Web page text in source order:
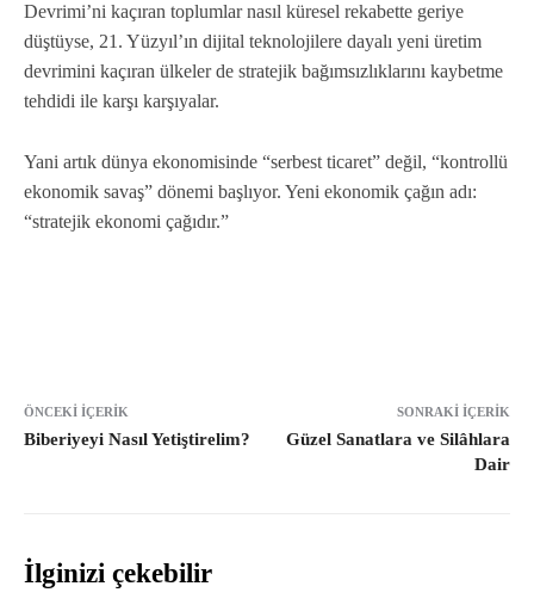
Devrimi’ni kaçıran toplumlar nasıl küresel rekabette geriye
düştüyse, 21. Yüzyıl’ın dijital teknolojilere dayalı yeni üretim
devrimini kaçıran ülkeler de stratejik bağımsızlıklarını kaybetme
tehdidi ile karşı karşıyalar.
Yani artık dünya ekonomisinde “serbest ticaret” değil, “kontrollü
ekonomik savaş” dönemi başlıyor. Yeni ekonomik çağın adı:
“stratejik ekonomi çağıdır.”
ÖNCEKI İÇERIK
Biberiyeyi Nasıl Yetiştirelim?
SONRAKI İÇERIK
Güzel Sanatlara ve Silâhlara
Dair
İlginizi çekebilir